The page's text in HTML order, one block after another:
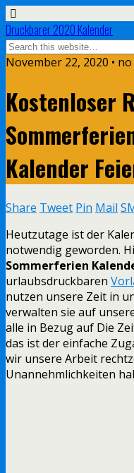
Druckbarer 2020 Kalender
November 22, 2020 •
Kostenloser
Kalender
Share Tweet Pin Mail
Heutzutage ist der
notwendig geworden.
Sommerferien
urlaubsdruckbaren
nutzen unsere Zeit in
verwalten sie auf
alle in Bezug auf Die
das ist der einfache
wir unsere Arbeit
Unannehmlichkeiten